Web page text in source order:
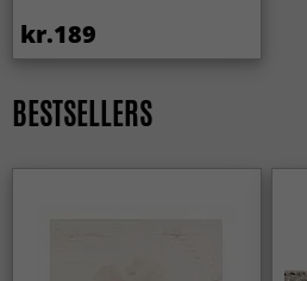
kr.189
BESTSELLERS